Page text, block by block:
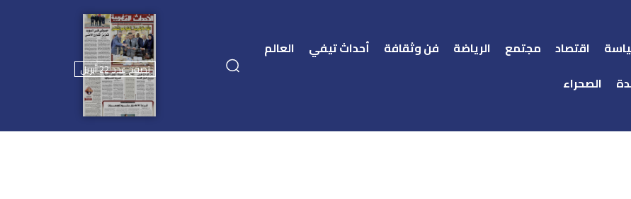
اقتصاد مجتمع الرياضة فن وثقافة أحداث تيفي
العالم
الصحراء
تصفح عدد 22 أبريل